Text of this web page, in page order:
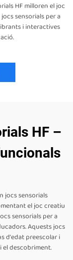
HF milloren el joc
sensorials per a
i interactives
HF –
jocs sensorials
el joc creatiu
sensorials per a
Aquests jocs
d'edat preescolar i
descobriment.